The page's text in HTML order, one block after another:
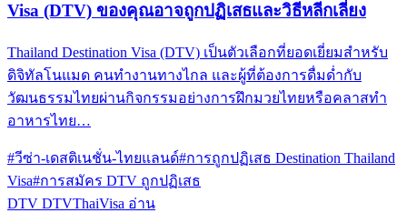
Visa (DTV) ของคุณอาจถูกปฏิเสธและวิธีหลีกเลี่ยง
Thailand Destination Visa (DTV) เป็นตัวเลือกที่ยอดเยี่ยมสำหรับ
ดิจิทัลโนแมด คนทำงานทางไกล และผู้ที่ต้องการดื่มด่ำกับ
วัฒนธรรมไทยผ่านกิจกรรมอย่างการฝึกมวยไทยหรือคลาสทำ
อาหารไทย…
#วีซ่า-เดสติเนชั่น-ไทยแลนด์#การถูกปฏิเสธ Destination Thailand
Visa#การสมัคร DTV ถูกปฏิเสธ
DTV DTVThaiVisa อ่าน